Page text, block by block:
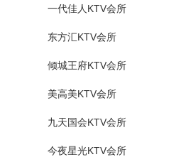
一代佳人KTV会所
东方汇KTV会所
倾城王府KTV会所
美高美KTV会所
九天国会KTV会所
今夜星光KTV会所